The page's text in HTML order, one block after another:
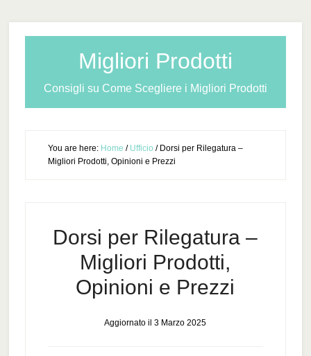
Migliori Prodotti
Consigli su Come Scegliere i Migliori Prodotti
You are here: Home / Ufficio /Dorsi per Rilegatura –
Migliori Prodotti, Opinioni e Prezzi
Dorsi per Rilegatura –
Migliori Prodotti,
Opinioni e Prezzi
Aggiornato il3 Marzo 2025